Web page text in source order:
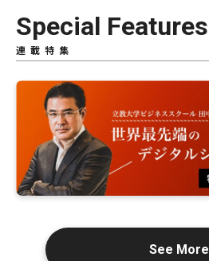
Special Features
連載特集
See More